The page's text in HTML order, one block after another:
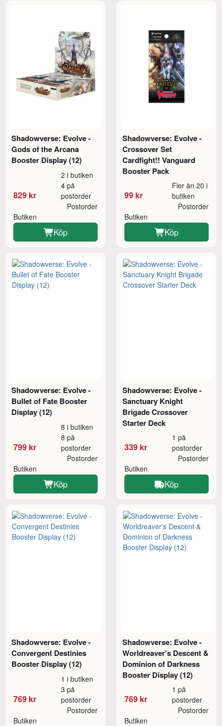
Shadowverse: Evolve -
Gods of the Arcana
Booster Display (12)
829 kr
2 i butiken
4 på
postorder
Butiken
Postorder
Köp
Shadowverse: Evolve -
Crossover Set
Cardfight!! Vanguard
Booster Pack
99 kr
Fler än 20 i
butiken
Butiken
Postorder
Köp
Shadowverse: Evolve -
Bullet of Fate Booster
Display (12)
799 kr
8 i butiken
8 på
postorder
Butiken
Postorder
Köp
Shadowverse: Evolve -
Sanctuary Knight
Brigade Crossover
Starter Deck
339 kr
1 på
postorder
Butiken
Postorder
Köp
Shadowverse: Evolve -
Convergent Destinies
Booster Display (12)
769 kr
1 i butiken
3 på
postorder
Butiken
Postorder
Shadowverse: Evolve -
Worldreaver's Descent &
Dominion of Darkness
Booster Display (12)
769 kr
1 på
postorder
Butiken
Postorder